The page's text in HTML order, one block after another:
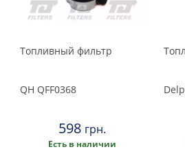
Топливный фильтр
QH QFF0368
598 грн.
Есть в наличии